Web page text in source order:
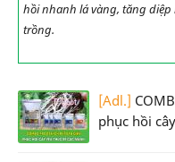
hồi nhanh lá vàng, tăng
trồng.
[Adl.]
phục hồi